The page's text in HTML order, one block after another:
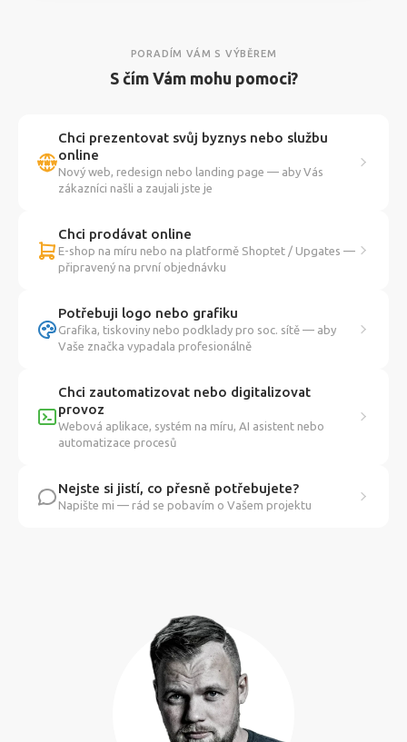
PORADÍM VÁM S VÝBĚREM
S čím Vám mohu pomoci?
Chci prezentovat svůj byznys nebo službu
online
Nový web, redesign nebo landing page — aby Vás
zákazníci našli a zaujali jste je
Chci prodávat online
E-shop na míru nebo na platformě Shoptet / Upgates —
připravený na první objednávku
Potřebuji logo nebo grafiku
Grafika, tiskoviny nebo podklady pro soc. sítě — aby
Vaše značka vypadala profesionálně
Chci zautomatizovat nebo digitalizovat
provoz
Webová aplikace, systém na míru, AI asistent nebo
automatizace procesů
Nejste si jistí, co přesně potřebujete?
Napište mi — rád se pobavím o Vašem projektu